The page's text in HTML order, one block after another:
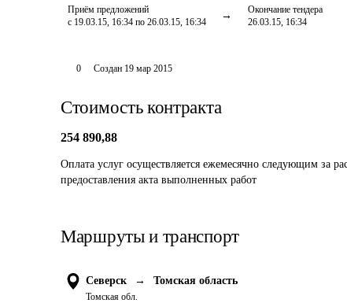
Приём предложений
с 19.03.15, 16:34 по 26.03.15, 16:34
Окончание тендера
26.03.15, 16:34
0 Создан 19 мар 2015
Стоимость контракта
254 890,88
Оплата услуг осуществляется ежемесячно следующим за
предоставления акта выполненных работ
Маршруты и транспорт
Северск →
Томская обл.
Томская область